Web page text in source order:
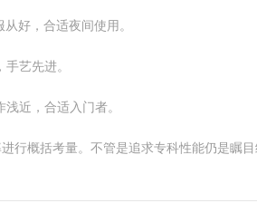
好，合适夜间使用。
艺先进。
近，合适入门者。
行概括考量。不管是追求专科性能仍是